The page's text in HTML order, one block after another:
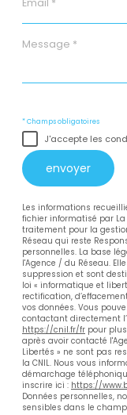
*
Message
* Champs obligatoires
J'accepte les
envoyer
Les informations
fichier informatisé par
traitement pour la
Réseau qui reste
personnelles. La base
l'Agence / du Réseau.
suppression et sont
loi « informatique et
rectification,
vos données. Vous
contactant directement
https://cnil.fr/fr pour
après avoir contacté
Libertés » ne sont pas
la CNIL. Nous vous
démarchage
inscrire ici : https://
Données personnelles,
sensibles dans le